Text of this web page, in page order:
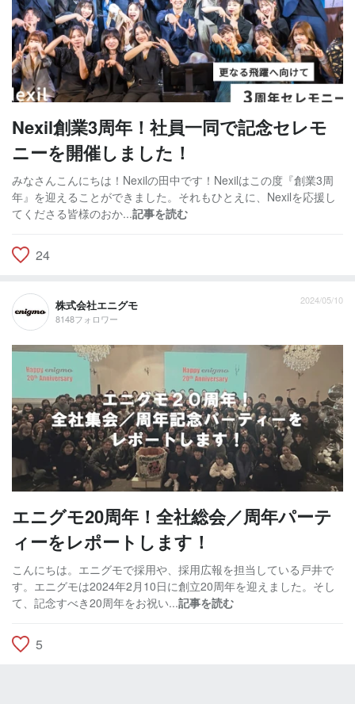
Nexil創業3周年！社員一同で記念セレモ
ニーを開催しました！
みなさんこんにちは！Nexilの田中です！Nexilはこの度『創業3周
年』を迎えることができました。それもひとえに、Nexilを応援し
てくださる皆様のおか...記事を読む
24
株式会社エニグモ
8148フォロワー
2024/05/10
エニグモ20周年！全社総会／周年パーテ
ィーをレポートします！
こんにちは。エニグモで採用や、採用広報を担当している戸井で
す。エニグモは2024年2月10日に創立20周年を迎えました。そし
て、記念すべき20周年をお祝い...記事を読む
5